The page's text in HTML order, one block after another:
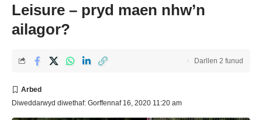
Leisure – pryd maen nhw’n
ailagor?
Diweddarwyd diwethaf: Gorffennaf 16, 2020 11:20 am
Darllen 2 funud